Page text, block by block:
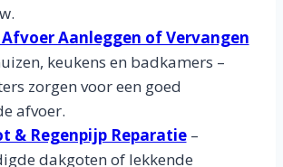
Afvoer Aanleggen of Vervangen
keukens en badkamers –
zorgen voor een goed
afvoer.
& Regenpijp Reparatie–
dakgoten of lekkende